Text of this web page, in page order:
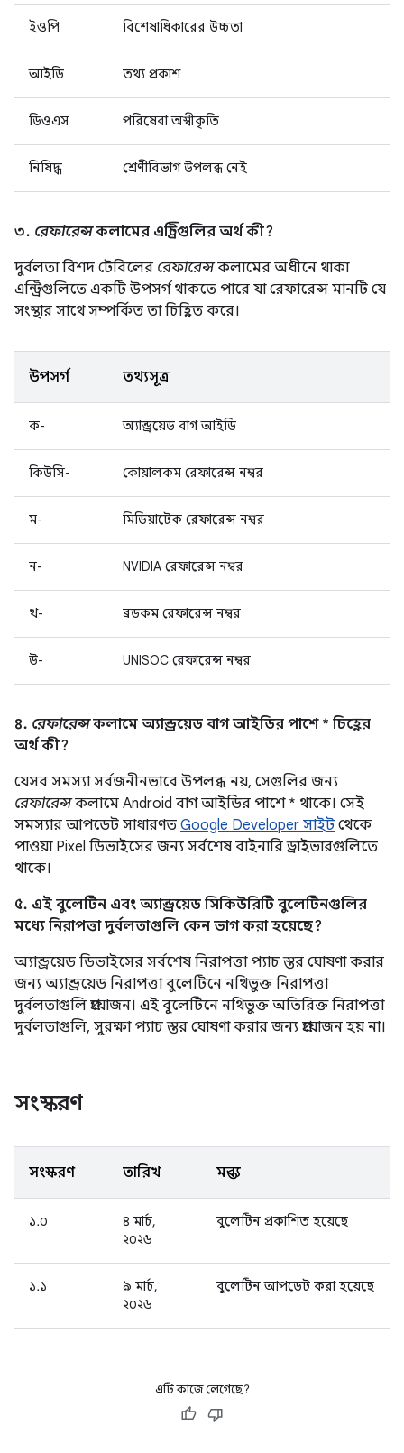
ইওপি বিশেষাধিকারের উচ্চতা
আইডি তথ্য প্রকাশ
ডিওএস পরিষেবা অস্বীকৃতি
নিষিদ্ধ শ্রেণীবিভাগ উপলব্ধ নেই
৩. রেফারেন্সকলামের এন্ট্রিগুলির অর্থ কী?
দুর্বলতা বিশদ টেবিলের রেফারেন্সকলামের অধীনে থাকা
এন্ট্রিগুলিতে একটি উপসর্গ থাকতে পারে যা রেফারেন্স মানটি যে
সংস্থার সাথে সম্পর্কিত তা চিহ্নিত করে।
উপসর্গ তথ্যসূত্র
ক- অ্যান্ড্রয়েড বাগ আইডি
কিউসি- কোয়ালকম রেফারেন্স নম্বর
ম- মিডিয়াটেক রেফারেন্স নম্বর
ন- NVIDIA রেফারেন্স নম্বর
খ- ব্রডকম রেফারেন্স নম্বর
উ- UNISOC রেফারেন্স নম্বর
৪. রেফারেন্সকলামে অ্যান্ড্রয়েড বাগ আইডির পাশে * চিহ্নের
অর্থ কী?
যেসব সমস্যা সর্বজনীনভাবে উপলব্ধ নয়, সেগুলির জন্য
রেফারেন্সকলামে Android বাগ আইডির পাশে * থাকে। সেই
সমস্যার আপডেট সাধারণত Google Developer সাইট থেকে
পাওয়া Pixel ডিভাইসের জন্য সর্বশেষ বাইনারি ড্রাইভারগুলিতে
থাকে।
৫. এই বুলেটিন এবং অ্যান্ড্রয়েড সিকিউরিটি বুলেটিনগুলির
মধ্যে নিরাপত্তা দুর্বলতাগুলি কেন ভাগ করা হয়েছে?
অ্যান্ড্রয়েড ডিভাইসের সর্বশেষ নিরাপত্তা প্যাচ স্তর ঘোষণা করার
জন্য অ্যান্ড্রয়েড নিরাপত্তা বুলেটিনে নথিভুক্ত নিরাপত্তা
দুর্বলতাগুলি প্রয়োজন। এই বুলেটিনে নথিভুক্ত অতিরিক্ত নিরাপত্তা
দুর্বলতাগুলি, সুরক্ষা প্যাচ স্তর ঘোষণা করার জন্য প্রয়োজন হয় না।
সংস্করণ
সংস্করণ তারিখ মন্তব্য
১.০
৪ মার্চ,
২০২৬
বুলেটিন প্রকাশিত হয়েছে
১.১
৯ মার্চ,
২০২৬
বুলেটিন আপডেট করা হয়েছে
এটি কাজে লেগেছে?